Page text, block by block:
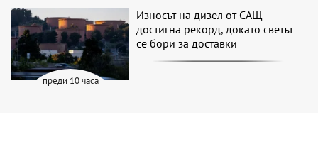
преди 10 часа
Износът на дизел от САЩ
достигна рекорд, докато светът
се бори за доставки